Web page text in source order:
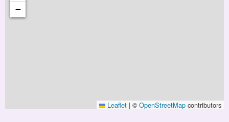
−
Leaflet | © OpenStreetMap contributors